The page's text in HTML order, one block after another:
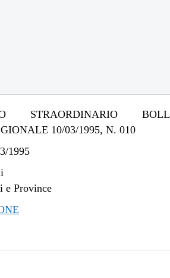
STRAORDINARIO
10/03/1995, N. 010
1995
e Province